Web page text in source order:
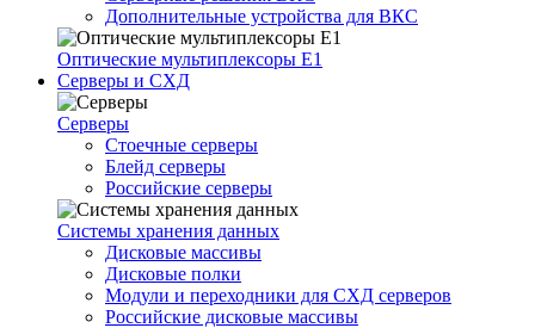
Дополнительные устройства для ВКС
Оптические мультиплексоры Е1
Серверы и СХД
Серверы
Стоечные серверы
Блейд серверы
Российские серверы
Системы хранения данных
Дисковые массивы
Дисковые полки
Модули и переходники для СХД серверов
Российские дисковые массивы